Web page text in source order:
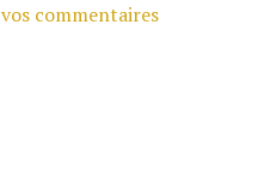
commentaires